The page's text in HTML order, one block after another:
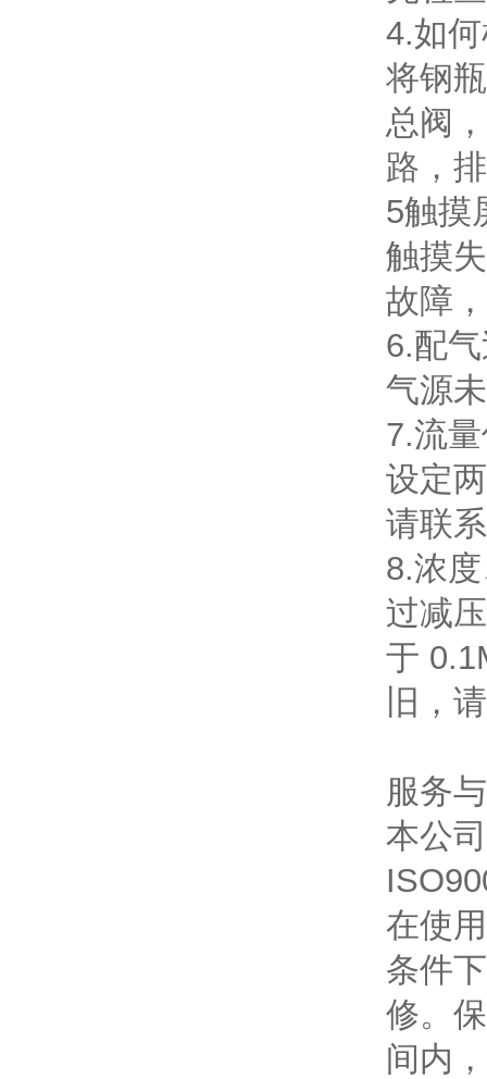
4.如
将钢
总阀
路，
5触摸
触摸
故障
6.配
气源
7.流
设定
请联
8.浓
过减
于
旧，
服务
本公
在使
条件
修。
间内